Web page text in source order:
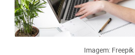
Imagem: Freepik